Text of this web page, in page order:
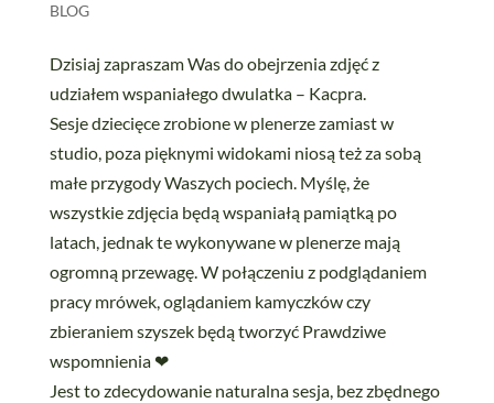
BLOG
Dzisiaj zapraszam Was do obejrzenia zdjęć z
udziałem wspaniałego dwulatka – Kacpra.
Sesje dziecięce zrobione w plenerze zamiast w
studio, poza pięknymi widokami niosą też za sobą
małe przygody Waszych pociech. Myślę, że
wszystkie zdjęcia będą wspaniałą pamiątką po
latach, jednak te wykonywane w plenerze mają
ogromną przewagę. W połączeniu z podglądaniem
pracy mrówek, oglądaniem kamyczków czy
zbieraniem szyszek będą tworzyć Prawdziwe
wspomnienia ❤
Jest to zdecydowanie naturalna sesja, bez zbędnego